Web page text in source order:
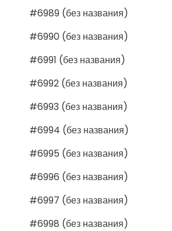
#6989 (без названия)
#6990 (без названия)
#6991 (без названия)
#6992 (без названия)
#6993 (без названия)
#6994 (без названия)
#6995 (без названия)
#6996 (без названия)
#6997 (без названия)
#6998 (без названия)